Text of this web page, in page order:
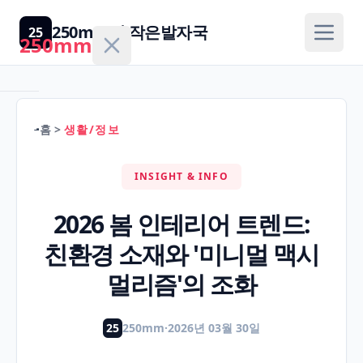
250mm
홈
학
25 250mm의 작은발자국
홈 > 생활/정보
INSIGHT & INFO
2026 봄 인테리어 트렌드:
친환경 소재와 '미니멀 맥시
멀리즘'의 조화
25 250mm·2026년 03월 30일